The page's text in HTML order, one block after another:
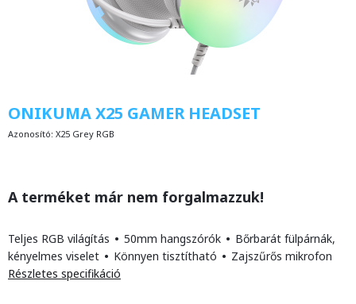
ONIKUMA X25 GAMER HEADSET
Azonosító: X25 Grey RGB
A terméket már nem forgalmazzuk!
Teljes RGB világítás • 50mm hangszórók • Bőrbarát fülpárnák,
kényelmes viselet • Könnyen tisztítható • Zajszűrős mikrofon
Részletes specifikáció